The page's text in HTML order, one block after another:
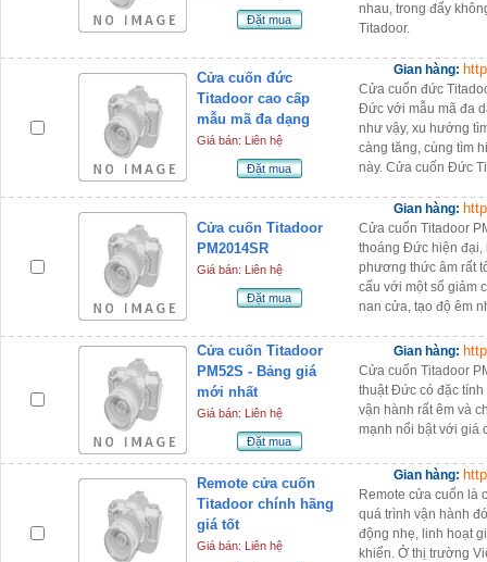
Đặt mua
nhau, trong đấy
Titadoor.
Cửa cuốn đức
Titadoor cao cấp
mẫu mã đa dạng
Giá bán: Liên hệ
Đặt mua
Gian hàng:
Cửa cuốn đức
Đức với mẫu mã đa
như vậy, xu hướng
càng tăng, cùng tìm
này. Cửa cuốn Đức
Cửa cuốn Titadoor
PM2014SR
Giá bán: Liên hệ
Đặt mua
Gian hàng:
Cửa cuốn Titadoor
thoáng Đức hiện đại,
phương thức âm rất
cấu với một số giảm
nan cửa, tạo độ êm
Cửa cuốn Titadoor
PM52S - Bảng giá
mới nhất
Giá bán: Liên hệ
Đặt mua
Gian hàng:
Cửa cuốn Titadoor
thuật Đức có đặc
vận hành rất êm và
mạnh nổi bật với giá
Remote cửa cuốn
Titadoor chính hãng
giá tốt
Giá bán: Liên hệ
Gian hàng:
Remote cửa cuốn là
quá trình vận hành
động nhẹ, linh hoạt
khiển. Ở thị trường